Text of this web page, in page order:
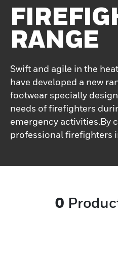
RANGE
Swift and agile in the
have developed a new
footwear specially
needs of firefighters
emergency activities.By
professional firefighters
flexible and durable
0